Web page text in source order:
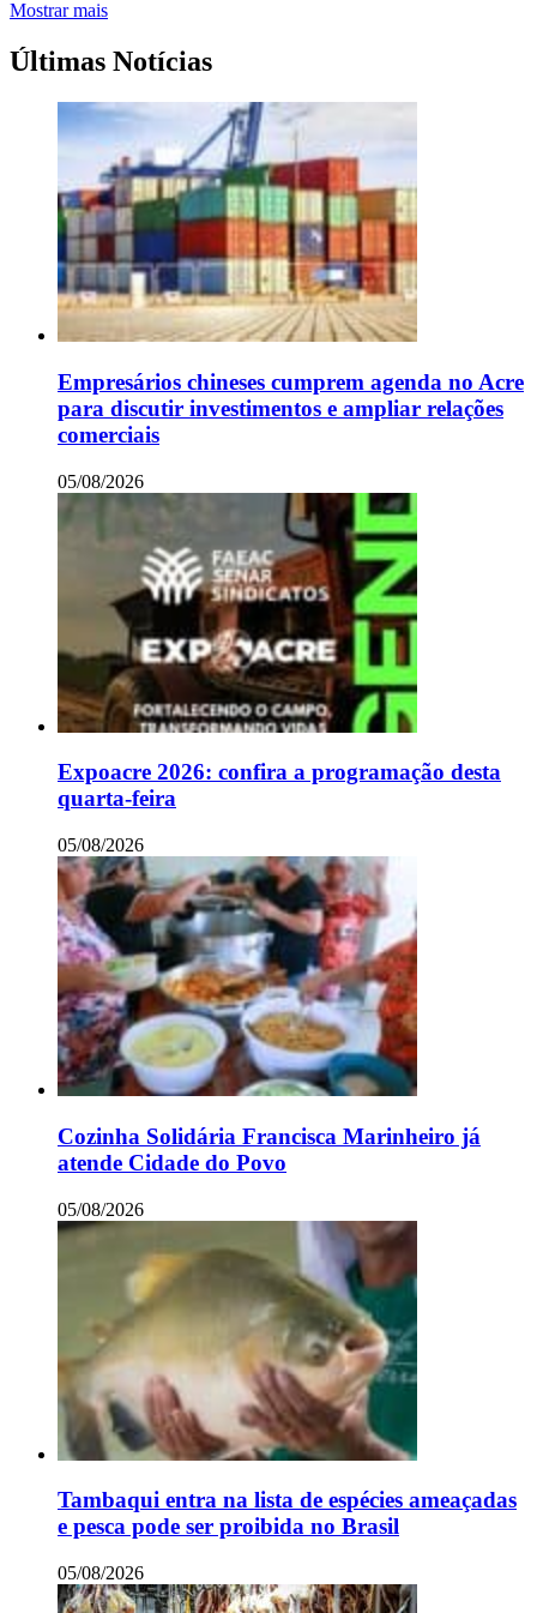
Mostrar mais
Últimas Notícias
Empresários chineses cumprem agenda no Acre
para discutir investimentos e ampliar relações
comerciais
05/08/2026
Expoacre 2026: confira a programação desta
quarta-feira
05/08/2026
Cozinha Solidária Francisca Marinheiro já
atende Cidade do Povo
05/08/2026
Tambaqui entra na lista de espécies ameaçadas
e pesca pode ser proibida no Brasil
05/08/2026